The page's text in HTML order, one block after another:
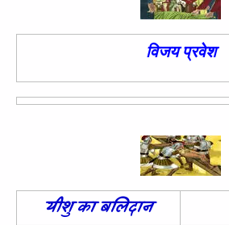
विजय प्रवेश
यीशु का बलिदान